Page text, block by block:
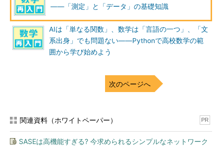
「大小関係がない」とは、どういうことなのでしょうか？ 表
2を見て確認して見ましょう。
表2 名義尺度のデータ例
性別（1：男性、2：女性）
……
実務の中で、表2のようなデータは一般的にあります。このよ
うに、1や2という数字だけで考えれば大小関係はありますし、そ
――「測定」と「データ」の基礎知識
AIは「単なる関数」、数学は「言語の一つ」、「文
系出身」でも問題ない――Pythonで高校数学の範
囲から学び始めよう
次のページへ
関連資料（ホワイトペーパー） PR
SASEは高機能すぎる? 今求められるシンプルなネットワーク